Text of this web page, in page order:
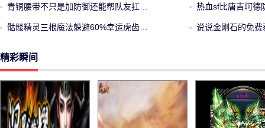
青铜腰带不只是加防御还能帮队友扛… 热血sf比唐吉坷
骷髅精灵三根魔法躲避60%幸运虎齿… 说说金刚石的免费
精彩瞬间